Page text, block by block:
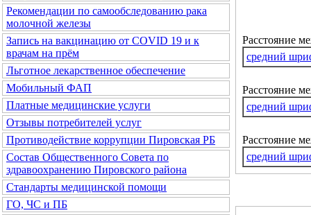
Рекомендации по самообследованию рака
молочной железы
Запись на вакцинацию от COVID 19 и к
врачам на прём
Льготное лекарственное обеспечение
Мобильный ФАП
Платные медицинские услуги
Отзывы потребителей услуг
Противодействие коррупции Пировская РБ
Состав Общественного Совета по
здравоохранению Пировского района
Стандарты медицинской помощи
ГО, ЧС и ПБ
Расстояние
средний
Расстояние
средний
Расстояние
средний